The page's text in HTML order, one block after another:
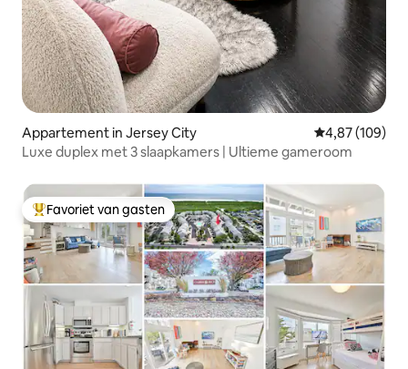
Appartement in Jersey City Gemiddelde
4,87 (109)
Luxe duplex met 3 slaapkamers | Ultieme gameroom
Topfavoriet van gasten
Favoriet van gasten